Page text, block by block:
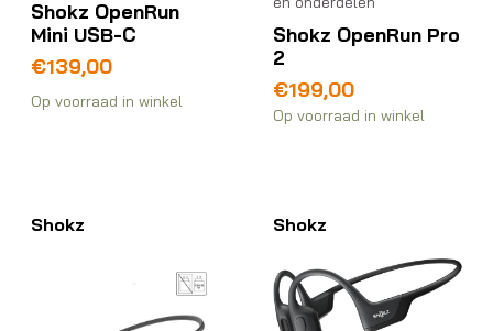
Shokz OpenRun
Mini USB-C
€139,00
Op voorraad in winkel
Shokz OpenRun Pro
2
€199,00
Op voorraad in winkel
Shokz Shokz